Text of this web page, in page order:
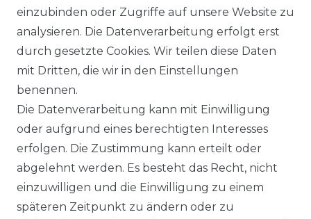
einzubinden oder Zugriffe auf unsere Website zu
analysieren. Die Datenverarbeitung erfolgt erst
durch gesetzte Cookies. Wir teilen diese Daten
mit Dritten, die wir in den Einstellungen
benennen.
Die Datenverarbeitung kann mit Einwilligung
oder aufgrund eines berechtigten Interesses
erfolgen. Die Zustimmung kann erteilt oder
abgelehnt werden. Es besteht das Recht, nicht
einzuwilligen und die Einwilligung zu einem
späteren Zeitpunkt zu ändern oder zu
AGB Barrierefreiheitserklärung
Widerrufs­recht